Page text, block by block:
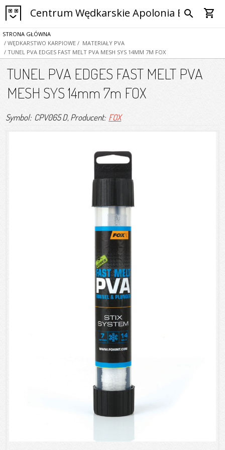
Centrum Wędkarskie Apolonia Bytom
search shopping_cart
STRONA GŁÓWNA
/ WĘDKARSTWO KARPIOWE / MATERIAŁY PVA
/ TUNEL PVA EDGES FAST MELT PVA MESH SYS 14MM 7M FOX
TUNEL PVA EDGES FAST MELT PVA
MESH SYS 14mm 7m FOX
Symbol: CPV065 D, Producent: FOX